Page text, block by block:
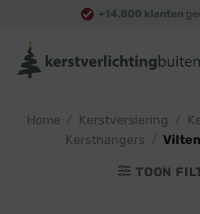
content
+14.800 klanten
Home Kerstversiering
Kersthangers
TOON